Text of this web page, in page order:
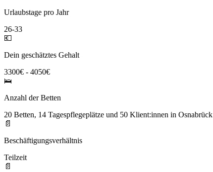
Urlaubstage pro Jahr
26-33
💶
Dein geschätztes Gehalt
3300€ - 4050€
🛌
Anzahl der Betten
20 Betten, 14 Tagespflegeplätze und 50 Klient:innen in Osnabrück
📄
Beschäftigungsverhältnis
Teilzeit
📄